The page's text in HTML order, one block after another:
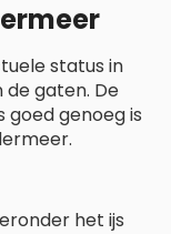
status in
de gaten. De
genoeg is
het ijs